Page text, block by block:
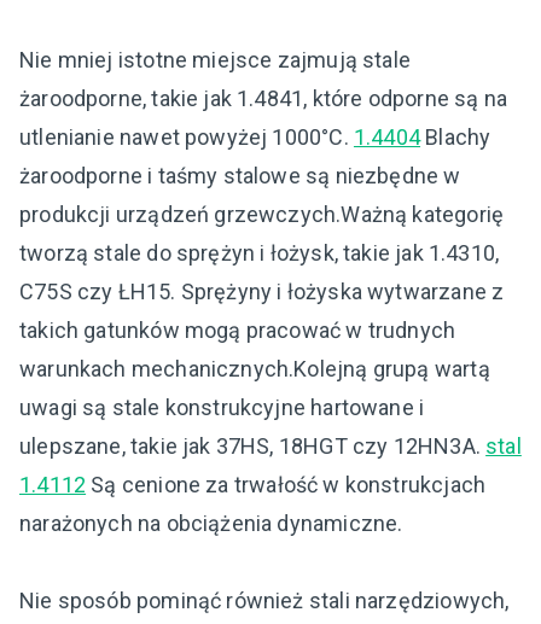
Nie mniej istotne miejsce zajmują stale
żaroodporne, takie jak 1.4841, które odporne są na
utlenianie nawet powyżej 1000°C. 1.4404Blachy
żaroodporne i taśmy stalowe są niezbędne w
produkcji urządzeń grzewczych.Ważną kategorię
tworzą stale do sprężyn i łożysk, takie jak 1.4310,
C75S czy ŁH15. Sprężyny i łożyska wytwarzane z
takich gatunków mogą pracować w trudnych
warunkach mechanicznych.Kolejną grupą wartą
uwagi są stale konstrukcyjne hartowane i
ulepszane, takie jak 37HS, 18HGT czy 12HN3A. stal
1.4112 Są cenione za trwałość w konstrukcjach
narażonych na obciążenia dynamiczne.
Nie sposób pominąć również stali narzędziowych,